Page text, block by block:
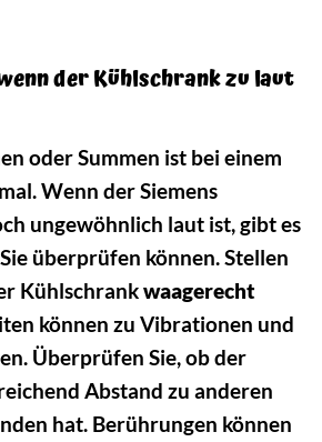
der Kühlschrank zu laut
oder Summen ist bei einem
Wenn der Siemens
ungewöhnlich laut ist, gibt es
überprüfen können. Stellen
Kühlschrankwaagerecht
können zu Vibrationen und
Überprüfen Sie, ob der
Abstand zu anderen
hat. Berührungen können